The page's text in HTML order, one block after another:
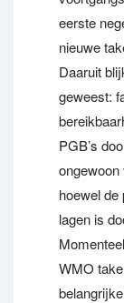
eerste
nieuwe
Daaruit
geweest:
PGB’s
ongewoon
hoewel
lagen is
WMO